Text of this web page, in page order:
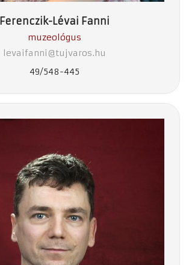
Ferenczik-Lévai Fanni
muzeológus
levaifanni@tujvaros.hu
49/548-445